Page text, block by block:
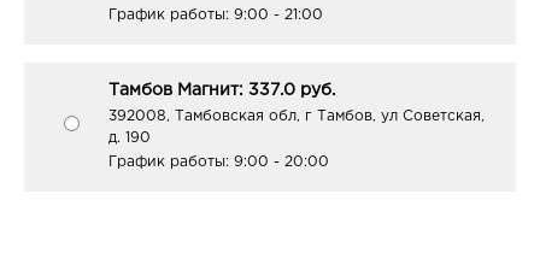
График работы: 9:00 - 21:00
Тамбов Магнит: 337.0 руб.
392008, Тамбовская обл, г Тамбов, ул Советская,
д. 190
График работы: 9:00 - 20:00